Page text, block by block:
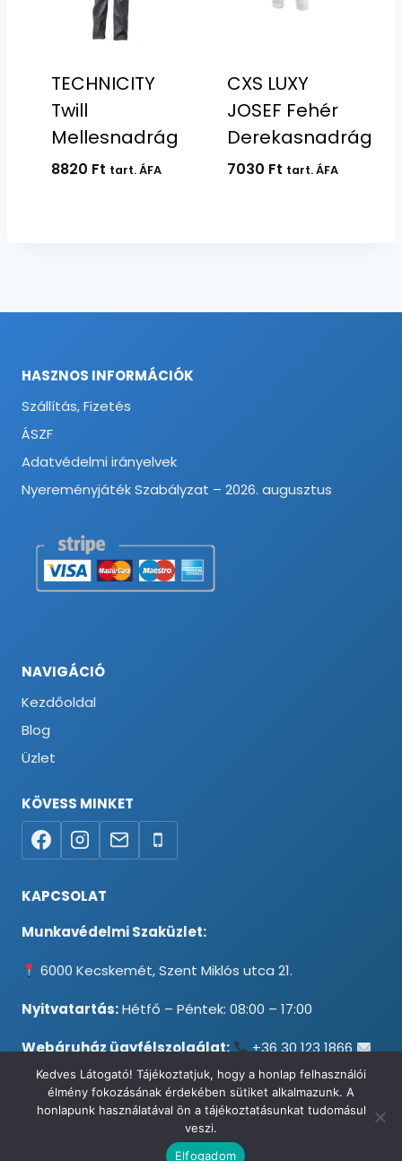
TECHNICITY
Twill
Mellesnadrág
8820 Ft tart. ÁFA
CXS LUXY
JOSEF Fehér
Derekasnadrág
7030 Ft tart. ÁFA
HASZNOS INFORMÁCIÓK
Szállítás, Fizetés
ÁSZF
Adatvédelmi irányelvek
Nyereményjáték Szabályzat – 2026. augusztus
NAVIGÁCIÓ
Kezdőoldal
Blog
Üzlet
KÖVESS MINKET
KAPCSOLAT
Munkavédelmi Szaküzlet:
6000 Kecskemét, Szent Miklós utca 21.
Nyitvatartás:Hétfő – Péntek: 08:00 – 17:00
Webáruház ügyfélszolgálat:
+36 30 123 1866
info@testpancel.hu
© 2026 Munkavédelmi és Ruházati Webáruház - Minden jog
Kedves Látogató! Tájékoztatjuk, hogy a honlap felhasználói
élmény fokozásának érdekében sütiket alkalmazunk. A
honlapunk használatával ön a tájékoztatásunkat tudomásul
veszi.
Elfogadom